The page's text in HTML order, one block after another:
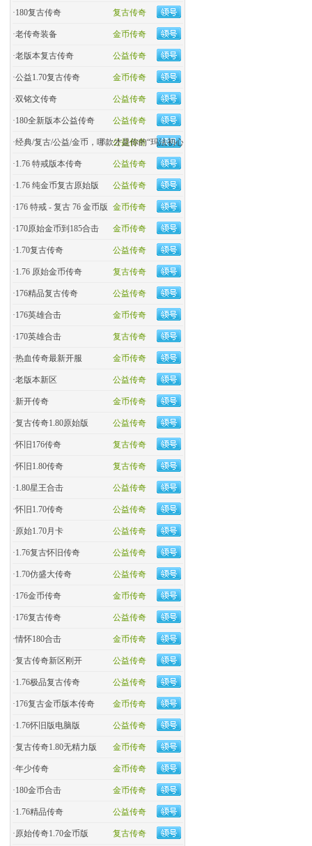
复古传奇
·180复古传奇
金币传奇
·老传奇装备
公益传奇
·老版本复古传奇
金币传奇
·公益1.70复古传奇
公益传奇
·双铭文传奇
公益传奇
·180全新版本公益传奇
公益传奇
·经典/复古/公益/金币，哪款才是你的“玛法初心
公益传奇
·1.76 特戒版本传奇
公益传奇
·1.76 纯金币复古原始版
金币传奇
·176 特戒 - 复古 76 金币版
金币传奇
·170原始金币到185合击
公益传奇
·​1.70复古传奇
复古传奇
·1.76 原始金币传奇
公益传奇
·176精品复古传奇
金币传奇
·176英雄合击
复古传奇
·170英雄合击
金币传奇
·热血传奇最新开服
公益传奇
·老版本新区
金币传奇
·新开传奇
公益传奇
·复古传奇1.80原始版
复古传奇
·怀旧176传奇
复古传奇
·怀旧1.80传奇
公益传奇
·1.80星王合击
公益传奇
·怀旧1.70传奇
公益传奇
·原始1.70月卡
公益传奇
·1.76复古怀旧传奇
公益传奇
·1.70仿盛大传奇
金币传奇
·176金币传奇
公益传奇
·176复古传奇
金币传奇
·情怀180合击
公益传奇
·复古传奇新区刚开
公益传奇
·1.76极品复古传奇
金币传奇
·176复古金币版本传奇
公益传奇
·1.76怀旧版电脑版
金币传奇
·复古传奇1.80无精力版
金币传奇
·年少传奇
金币传奇
·180金币合击
公益传奇
·​1.76精品传奇
复古传奇
·原始传奇1.70金币版